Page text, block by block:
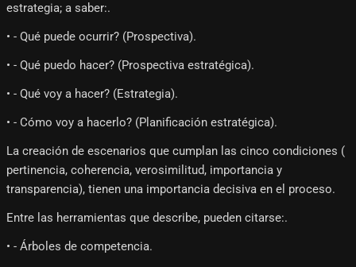
estrategia; a saber:.
• - Qué puede ocurrir? (Prospectiva).
• - Qué puedo hacer? (Prospectiva estratégica).
• - Qué voy a hacer? (Estrategia).
• - Cómo voy a hacerlo? (Planificación estratégica).
La creación de escenarios que cumplan las cinco condiciones (
pertinencia, coherencia, verosimilitud, importancia y
transparencia), tienen una importancia decisiva en el proceso.
Entre las herramientas que describe, pueden citarse:.
• - Árboles de competencia.